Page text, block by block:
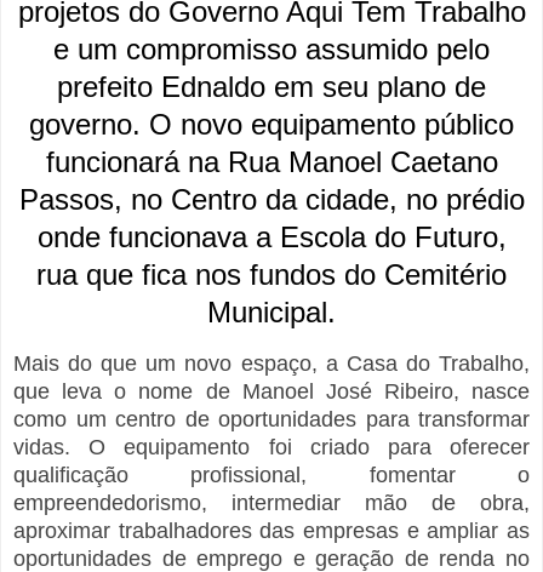
projetos do Governo Aqui Tem Trabalho
e um compromisso assumido pelo
prefeito Ednaldo em seu plano de
governo. O novo equipamento público
funcionará na Rua Manoel Caetano
Passos, no Centro da cidade, no prédio
onde funcionava a Escola do Futuro,
rua que fica nos fundos do Cemitério
Municipal.
Mais do que um novo espaço, a Casa do Trabalho,
que leva o nome de Manoel José Ribeiro, nasce
como um centro de oportunidades para transformar
vidas. O equipamento foi criado para oferecer
qualificação profissional, fomentar o
empreendedorismo, intermediar mão de obra,
aproximar trabalhadores das empresas e ampliar as
oportunidades de emprego e geração de renda no